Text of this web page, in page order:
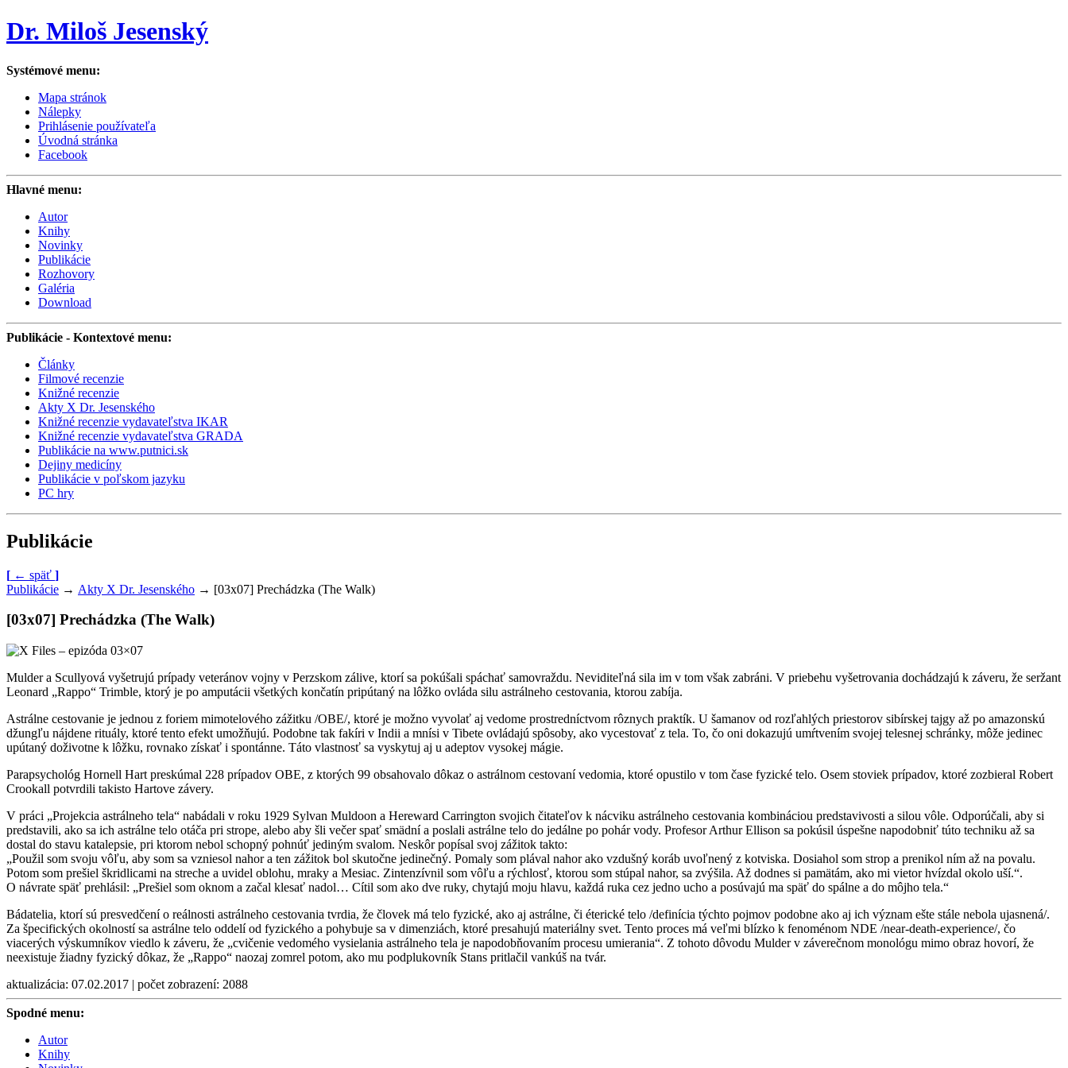
Dr. Miloš Jesenský
Systémové menu:
Mapa stránok
Nálepky
Prihlásenie používateľa
Úvodná stránka
Facebook
Hlavné menu:
Autor
Knihy
Novinky
Publikácie
Rozhovory
Galéria
Download
Publikácie - Kontextové menu:
Články
Filmové recenzie
Knižné recenzie
Akty X Dr. Jesenského
Knižné recenzie vydavateľstva IKAR
Knižné recenzie vydavateľstva GRADA
Publikácie na www.putnici.sk
Dejiny medicíny
Publikácie v poľskom jazyku
PC hry
Publikácie
[ ← späť ]
Publikácie → Akty X Dr. Jesenského → [03x07] Prechádzka (The Walk)
[03x07] Prechádzka (The Walk)
Mulder a Scullyová vyšetrujú prípady veteránov vojny v Perzskom zálive, ktorí sa pokúšali spáchať samovraždu. Neviditeľná sila im v tom však zabráni. V priebehu vyšetrovania dochádzajú k záveru, že seržant
Leonard „Rappo“ Trimble, ktorý je po amputácii všetkých končatín pripútaný na lôžko ovláda silu astrálneho cestovania, ktorou zabíja.
Astrálne cestovanie je jednou z foriem mimotelového zážitku /OBE/, ktoré je možno vyvolať aj vedome prostredníctvom rôznych praktík. U šamanov od rozľahlých priestorov sibírskej tajgy až po amazonskú
džungľu nájdene rituály, ktoré tento efekt umožňujú. Podobne tak fakíri v Indii a mnísi v Tibete ovládajú spôsoby, ako vycestovať z tela. To, čo oni dokazujú umŕtvením svojej telesnej schránky, môže jedinec
upútaný doživotne k lôžku, rovnako získať i spontánne. Táto vlastnosť sa vyskytuj aj u adeptov vysokej mágie.
Parapsychológ Hornell Hart preskúmal 228 prípadov OBE, z ktorých 99 obsahovalo dôkaz o astrálnom cestovaní vedomia, ktoré opustilo v tom čase fyzické telo. Osem stoviek prípadov, ktoré zozbieral Robert
Crookall potvrdili takisto Hartove závery.
V práci „Projekcia astrálneho tela“ nabádali v roku 1929 Sylvan Muldoon a Hereward Carrington svojich čitateľov k nácviku astrálneho cestovania kombináciou predstavivosti a silou vôle. Odporúčali, aby si
predstavili, ako sa ich astrálne telo otáča pri strope, alebo aby šli večer spať smädní a poslali astrálne telo do jedálne po pohár vody. Profesor Arthur Ellison sa pokúsil úspešne napodobniť túto techniku až sa
dostal do stavu katalepsie, pri ktorom nebol schopný pohnúť jediným svalom. Neskôr popísal svoj zážitok takto:
„Použil som svoju vôľu, aby som sa vzniesol nahor a ten zážitok bol skutočne jedinečný. Pomaly som plával nahor ako vzdušný koráb uvoľnený z kotviska. Dosiahol som strop a prenikol ním až na povalu.
Potom som prešiel škridlicami na streche a uvidel oblohu, mraky a Mesiac. Zintenzívnil som vôľu a rýchlosť, ktorou som stúpal nahor, sa zvýšila. Až dodnes si pamätám, ako mi vietor hvízdal okolo uší.“.
O návrate späť prehlásil: „Prešiel som oknom a začal klesať nadol… Cítil som ako dve ruky, chytajú moju hlavu, každá ruka cez jedno ucho a posúvajú ma späť do spálne a do môjho tela.“
Bádatelia, ktorí sú presvedčení o reálnosti astrálneho cestovania tvrdia, že človek má telo fyzické, ako aj astrálne, či éterické telo /definícia týchto pojmov podobne ako aj ich význam ešte stále nebola ujasnená/.
Za špecifických okolností sa astrálne telo oddelí od fyzického a pohybuje sa v dimenziách, ktoré presahujú materiálny svet. Tento proces má veľmi blízko k fenoménom NDE /near-death-experience/, čo
viacerých výskumníkov viedlo k záveru, že „cvičenie vedomého vysielania astrálneho tela je napodobňovaním procesu umierania“. Z tohoto dôvodu Mulder v záverečnom monológu mimo obraz hovorí, že
neexistuje žiadny fyzický dôkaz, že „Rappo“ naozaj zomrel potom, ako mu podplukovník Stans pritlačil vankúš na tvár.
aktualizácia: 07.02.2017 | počet zobrazení: 2088
Spodné menu:
Autor
Knihy